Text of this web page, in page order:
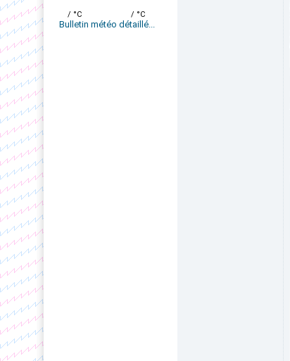
/ °C / °C
Bulletin météo détaillé...